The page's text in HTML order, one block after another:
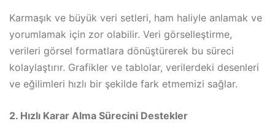
Karmaşık ve büyük veri setleri, ham haliyle anlamak ve
yorumlamak için zor olabilir. Veri görselleştirme,
verileri görsel formatlara dönüştürerek bu süreci
kolaylaştırır. Grafikler ve tablolar, verilerdeki desenleri
ve eğilimleri hızlı bir şekilde fark etmemizi sağlar.
2. Hızlı Karar Alma Sürecini Destekler